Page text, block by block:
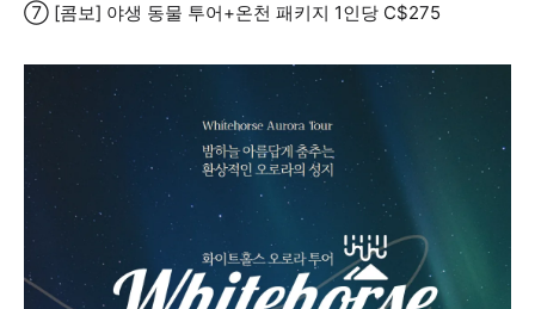
⑦ [콤보] 야생 동물 투어+온천 패키지 1인당 C$275